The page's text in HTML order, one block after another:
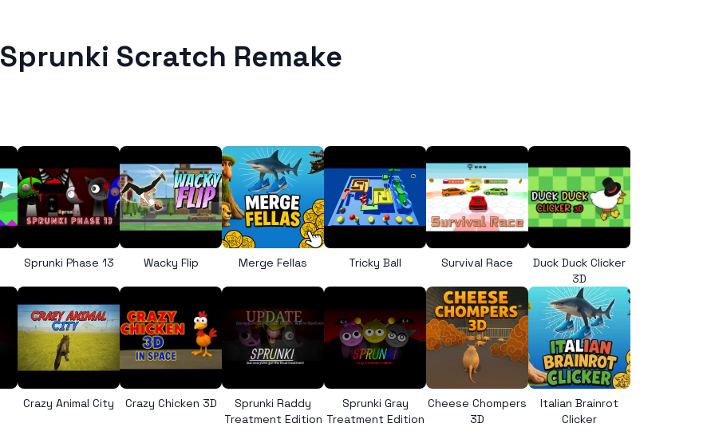
Sprunki Scratch Remake
Sprunki Phase 13 Wacky Flip Merge Fellas Tricky Ball Survival Race
Duck Duck Clicker
3D
Crazy Animal City Crazy Chicken 3D
Sprunki Raddy
Treatment Edition
Sprunki Gray
Treatment Edition
Cheese Chompers
3D
Italian Brainrot
Clicker